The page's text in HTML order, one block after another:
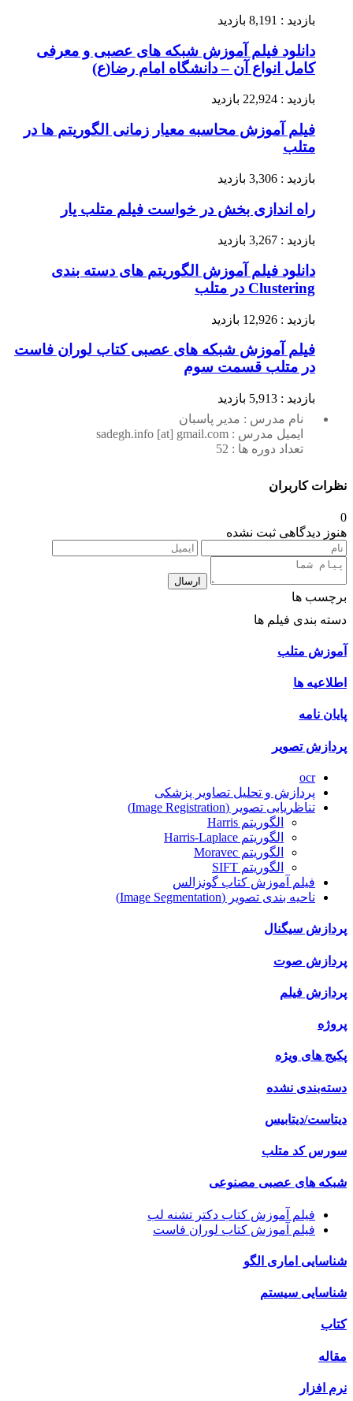
بازدید : 8,191 بازدید
دانلود فیلم آموزش شبکه های عصبی و معرفی
کامل انواع آن – دانشگاه امام رضا(ع)
بازدید : 22,924 بازدید
فیلم آموزش محاسبه معیار زمانی الگوریتم ها در
متلب
بازدید : 3,306 بازدید
راه اندازی بخش در خواست فیلم متلب یار
بازدید : 3,267 بازدید
دانلود فیلم آموزش الگوریتم های دسته بندی
Clustering در متلب
بازدید : 12,926 بازدید
فیلم آموزش شبکه های عصبی کتاب لوران فاست
در متلب قسمت سوم
بازدید : 5,913 بازدید
نام مدرس : مدیر پاسبان
ایمیل مدرس : sadegh.info [at] gmail.com
تعداد دوره ها : 52
نظرات کاربران
0
هنوز دیدگاهی ثبت نشده
ارسال
برچسب ها
دسته بندی فیلم ها
آموزش متلب
اطلاعیه ها
پایان نامه
پردازش تصویر
ocr
پردازش و تحلیل تصاویر پزشکی
تناظریابی تصویر (Image Registration)
الگوریتم Harris
الگوریتم Harris-Laplace
الگوریتم Moravec
الگوریتم SIFT
فیلم آموزش کتاب گونزالس
ناحیه بندی تصویر (Image Segmentation)
پردازش سیگنال
پردازش صوت
پردازش فیلم
پروژه
پکیج های ویژه
دسته‌بندی نشده
دیتاست/دیتابیس
سورس کد متلب
شبکه های عصبی مصنوعی
فیلم آموزش کتاب دکتر تشنه لب
فیلم آموزش کتاب لوران فاست
شناسایی اماری الگو
شناسایی سیستم
کتاب
مقاله
نرم افزار